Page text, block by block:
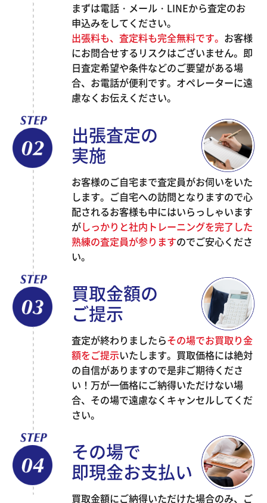
まずは電話・メール・LINEから査定のお
申込みをしてください。
出張料も、査定料も完全無料です。 お客様
にお問合せするリスクはございません。即
日査定希望や条件などのご要望がある場
合、お電話が便利です。オペレーターに遠
慮なくお伝えください。
出張査定の
実施
お客様のご自宅まで査定員がお伺いをいた
します。ご自宅への訪問となりますので心
配されるお客様も中にはいらっしゃいます
がしっかりと社内トレーニングを完了した
熟練の査定員が参りますのでご安心くださ
い。
買取金額の
ご提示
査定が終わりましたらその場でお買取り金
額をご提示いたします。買取価格には絶対
の自信がありますので是非ご期待くださ
い！万が一価格にご納得いただけない場
合、その場で遠慮なくキャンセルしてくだ
さい。
その場で
即現金お支払い
買取金額にご納得いただけた場合のみ、ご